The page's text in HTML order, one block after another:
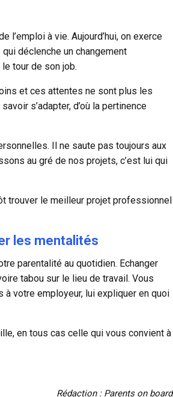
à vie. Aujourd’hui, on exerce
déclenche un changement
tour de son job.
et ces attentes ne sont plus les
s’adapter, d’où la pertinence
Il ne saute pas toujours aux
au gré de nos projets, c’est lui qui
trouver le meilleur projet professionnel
les mentalités
parentalité au quotidien. Echanger
tabou sur le lieu de travail. Vous
à votre employeur, lui expliquer en quoi
en tous cas celle qui vous convient à
Rédaction : Parents on board